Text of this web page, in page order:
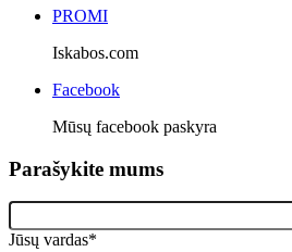
PROMI
Iskabos.com
Facebook
Mūsų facebook paskyra
Parašykite mums
Jūsų vardas*